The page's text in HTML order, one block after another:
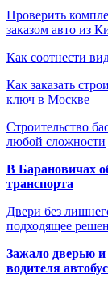
Проверить
заказом авто из
Как соотнести
Как заказать
ключ в Москве
Строительство
любой сложности
В Барановичах
транспорта
Двери без
подходящее
Зажало дверью
водителя